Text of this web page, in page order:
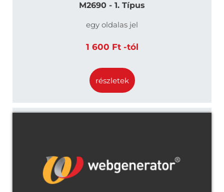
M2690 - 1. Típus
egy oldalas jel
1 600 Ft -tól
részletek